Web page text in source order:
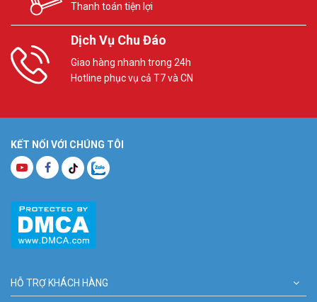
Thanh toán tiện lợi
Dịch Vụ Chu Đáo
Giao hàng nhanh trong 24h
Hotline phục vụ cả T7 và CN
KẾT NỐI VỚI CHÚNG TÔI
HỖ TRỢ KHÁCH HÀNG